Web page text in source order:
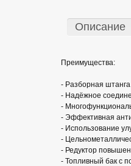
Описание
Преимущества:
- Разборная
- Надёжное
-
- Эффективная
- Использование
-
- Редуктор
- Топливный бак с